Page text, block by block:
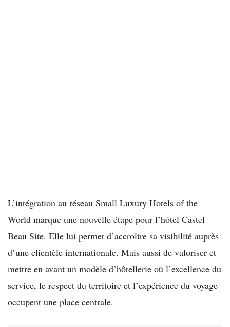
L’intégration au réseau Small Luxury Hotels of the
World marque une nouvelle étape pour l’hôtel Castel
Beau Site. Elle lui permet d’accroître sa visibilité auprès
d’une clientèle internationale. Mais aussi de valoriser et
mettre en avant un modèle d’hôtellerie où l’excellence du
service, le respect du territoire et l’expérience du voyage
occupent une place centrale.